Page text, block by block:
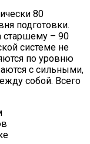
80
подготовки.
старшему – 90
системе не
по уровню
с сильными,
собой. Всего